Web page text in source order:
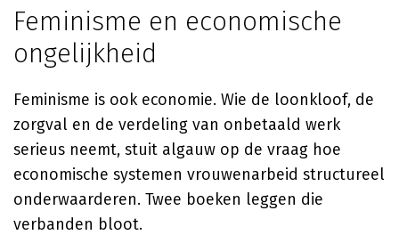
Feminisme en economische
ongelijkheid
Feminisme is ook economie. Wie de loonkloof, de
zorgval en de verdeling van onbetaald werk
serieus neemt, stuit algauw op de vraag hoe
economische systemen vrouwenarbeid structureel
onderwaarderen. Twee boeken leggen die
verbanden bloot.